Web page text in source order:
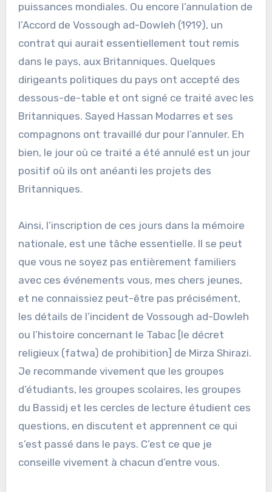
puissances mondiales. Ou encore l’annulation de
l’Accord de Vossough ad-Dowleh (1919), un
contrat qui aurait essentiellement tout remis
dans le pays, aux Britanniques. Quelques
dirigeants politiques du pays ont accepté des
dessous-de-table et ont signé ce traité avec les
Britanniques. Sayed Hassan Modarres et ses
compagnons ont travaillé dur pour l’annuler. Eh
bien, le jour où ce traité a été annulé est un jour
positif où ils ont anéanti les projets des
Britanniques.
Ainsi, l’inscription de ces jours dans la mémoire
nationale, est une tâche essentielle. Il se peut
que vous ne soyez pas entièrement familiers
avec ces événements vous, mes chers jeunes,
et ne connaissiez peut-être pas précisément,
les détails de l’incident de Vossough ad-Dowleh
ou l’histoire concernant le Tabac [le décret
religieux (fatwa) de prohibition] de Mirza Shirazi.
Je recommande vivement que les groupes
d’étudiants, les groupes scolaires, les groupes
du Bassidj et les cercles de lecture étudient ces
questions, en discutent et apprennent ce qui
s’est passé dans le pays. C’est ce que je
conseille vivement à chacun d’entre vous.